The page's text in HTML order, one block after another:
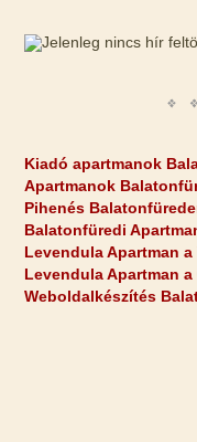
Kiadó apartmanok
Apartmanok
Pihenés
Balatonfüredi
Levendula Apartman
Levendula Apartman
Weboldalkészítés